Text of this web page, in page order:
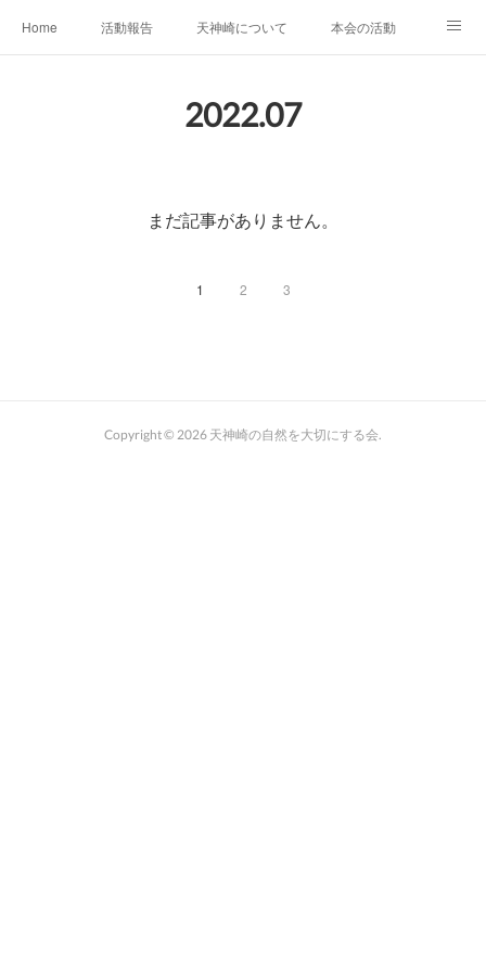
Home 活動報告 天神崎について 本会の活動
YouTube SNS
2022.07
まだ記事がありません。
1 2 3
Copyright © 2026 天神崎の自然を大切にする会.